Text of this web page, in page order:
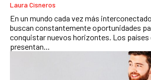
GESTIÓN DEL DESEMPEÑO
CULTURA Y CLIMA
Laura Cisneros
En un mundo cada vez más
buscan constantemente oportunidades
conquistar nuevos horizontes. Los países
presentan...